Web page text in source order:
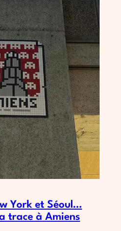
York et Séoul…
trace à Amiens